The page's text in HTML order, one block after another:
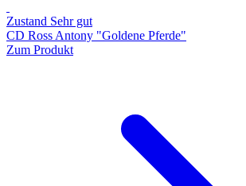
Zustand Sehr gut
CD Ross Antony "Goldene Pferde"
Zum Produkt